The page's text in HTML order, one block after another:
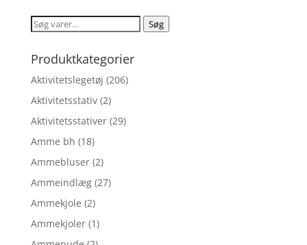
var:
kr. 249,00.
er:
kr. 199,20.
Søg
Søg
Produktkategorier
Aktivitetslegetøj (206)
Aktivitetsstativ (2)
Aktivitetsstativer (29)
Amme bh (18)
Ammebluser (2)
Ammeindlæg (27)
Ammekjole (2)
Ammekjoler (1)